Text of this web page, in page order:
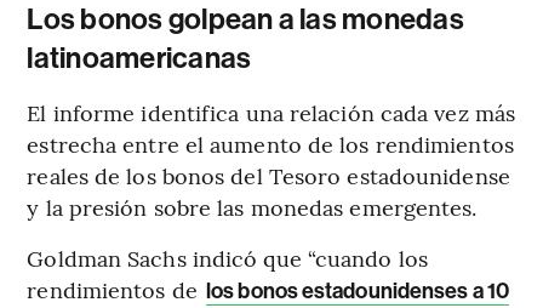
Los bonos golpean a las monedas
latinoamericanas
El informe identifica una relación cada vez más
estrecha entre el aumento de los rendimientos
reales de los bonos del Tesoro estadounidense
y la presión sobre las monedas emergentes.
Goldman Sachs indicó que “cuando los
rendimientos de los bonos estadounidenses a 10